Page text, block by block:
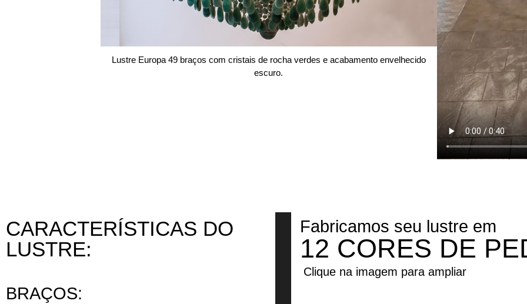
Lustre Europa 49 braços com cristais de rocha verdes e acabamento envelhecido
escuro.
CARACTERÍSTICAS DO
LUSTRE:
BRAÇOS:
Fabricamos seu lustre em
12 CORES DE
Clique na imagem para ampliar